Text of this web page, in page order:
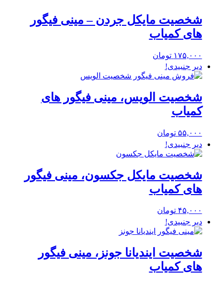
شخصیت مایکل جردن – مینی فیگور
های کمیاب
۱۷۵,۰۰۰ تومان
دیر جنبیدی!
شخصیت الویس، مینی فیگور های
کمیاب
۵۵,۰۰۰ تومان
دیر جنبیدی!
شخصیت مایکل جکسون، مینی فیگور
های کمیاب
۴۵,۰۰۰ تومان
دیر جنبیدی!
شخصیت ایندیانا جونز، مینی فیگور
های کمیاب